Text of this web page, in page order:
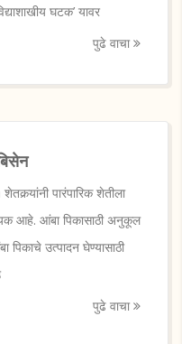
घटक’ यावर
पुढे वाचा
पारंपारिक शेतीला
आहे. आंबा पिकासाठी अनुकूल
पिकाचे उत्पादन घेण्यासाठी
पुढे वाचा